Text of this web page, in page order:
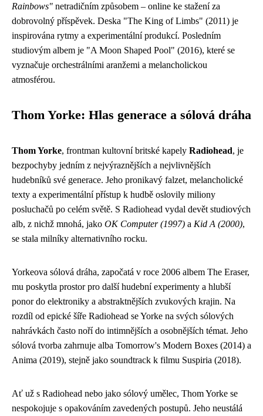
Rainbows" netradičním způsobem – online ke stažení za
dobrovolný příspěvek. Deska "The King of Limbs" (2011) je
inspirována rytmy a experimentální produkcí. Posledním
studiovým albem je "A Moon Shaped Pool" (2016), které se
vyznačuje orchestrálními aranžemi a melancholickou
atmosférou.
Thom Yorke: Hlas generace a sólová dráha
Thom Yorke, frontman kultovní britské kapely Radiohead, je
bezpochyby jedním z nejvýraznějších a nejvlivnějších
hudebníků své generace. Jeho pronikavý falzet, melancholické
texty a experimentální přístup k hudbě oslovily miliony
posluchačů po celém světě. S Radiohead vydal devět studiových
alb, z nichž mnohá, jako OK Computer (1997) a Kid A (2000),
se stala milníky alternativního rocku.
Yorkeova sólová dráha, započatá v roce 2006 albem The Eraser,
mu poskytla prostor pro další hudební experimenty a hlubší
ponor do elektroniky a abstraktnějších zvukových krajin. Na
rozdíl od epické šíře Radiohead se Yorke na svých sólových
nahrávkách často noří do intimnějších a osobnějších témat. Jeho
sólová tvorba zahrnuje alba Tomorrow's Modern Boxes (2014) a
Anima (2019), stejně jako soundtrack k filmu Suspiria (2018).
Ať už s Radiohead nebo jako sólový umělec, Thom Yorke se
nespokojuje s opakováním zavedených postupů. Jeho neustálá